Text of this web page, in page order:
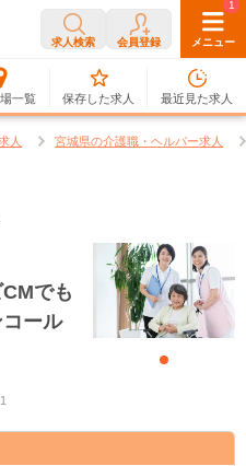
求人検索 会員登録 メニュー
一覧
0
保存した求人
1
最近見た求人
人 宮城県の介護職・ヘルパー求人
でも
ール